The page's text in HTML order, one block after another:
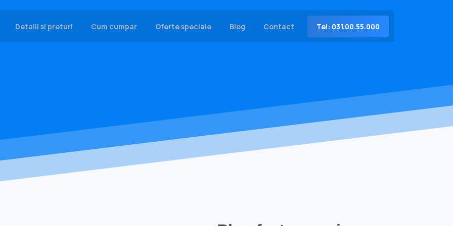
Detalii si preturi Cum cumpar Oferte speciale Blog Contact Tel: 031.00.55.000